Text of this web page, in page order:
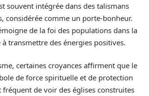
souvent intégrée dans des talismans
considérée comme un porte-bonheur.
de la foi des populations dans la
à transmettre des énergies positives.
certaines croyances affirment que le
de force spirituelle et de protection
de voir des églises construites